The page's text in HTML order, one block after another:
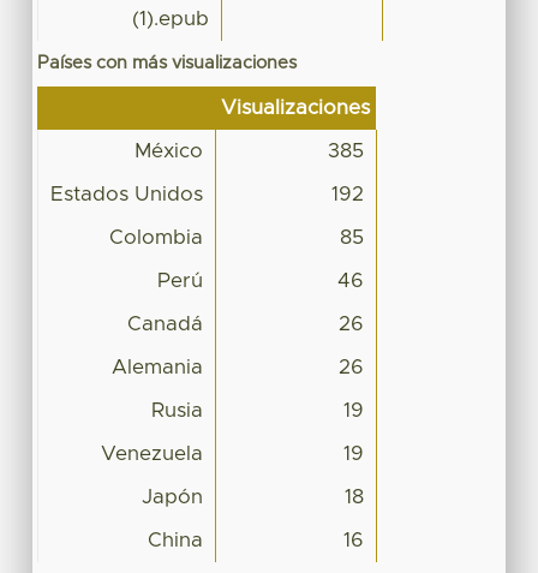
(1).epub
Países con más visualizaciones
Visualizaciones
México 385
Estados Unidos 192
Colombia 85
Perú 46
Canadá 26
Alemania 26
Rusia 19
Venezuela 19
Japón 18
China 16